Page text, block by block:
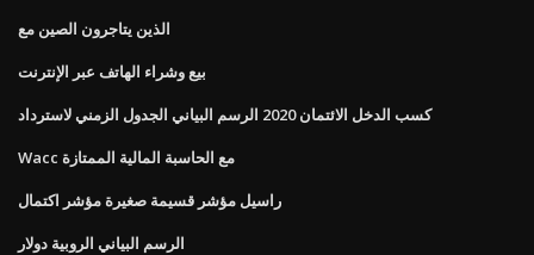
الذين يتاجرون الصين مع
بيع وشراء الهاتف عبر الإنترنت
كسب الدخل الائتمان 2020 الرسم البياني الجدول الزمني لاسترداد
Wacc مع الحاسبة المالية الممتازة
راسيل مؤشر قسيمة صغيرة مؤشر اكتمال
الرسم البياني الروبية دولار